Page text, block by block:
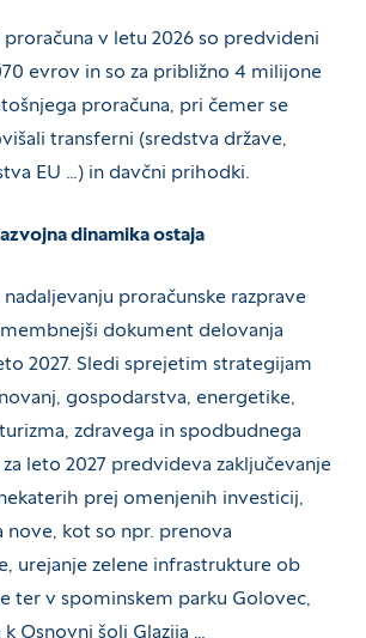
v letu 2026 so predvideni
evrov in so za približno 4 milijone
proračuna, pri čemer se
transferni (sredstva države,
EU …) in davčni prihodki.
dinamika ostaja
proračunske razprave
dokument delovanja
2027. Sledi sprejetim strategijam
gospodarstva, energetike,
zdravega in spodbudnega
leto 2027 predvideva zaključevanje
prej omenjenih investicij,
nove, kot so npr. prenova
urejanje zelene infrastrukture ob
ter v spominskem parku Golovec,
Osnovni šoli Glazija …